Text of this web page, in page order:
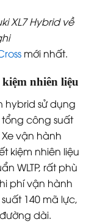
XL7 Hybrid về
mới nhất.
nhiên liệu
hybrid sử dụng
công suất
vận hành
kiệm nhiên liệu
WLTP, rất phù
phí vận hành
140 mã lực,
dài.